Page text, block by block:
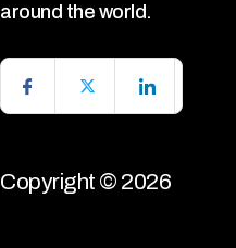
around the world.
Copyright © 2026